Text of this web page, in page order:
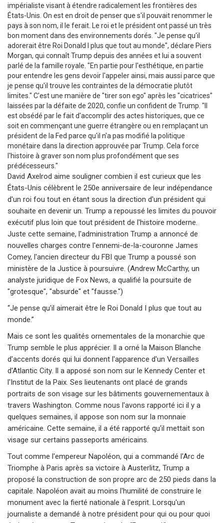
impérialiste visant à étendre radicalement les frontières des
États-Unis. On est en droit de penser que s'il pouvait renommer le
pays à son nom, il le ferait. Le roi et le président ont passé un très
bon moment dans des environnements dorés. "Je pense qu'il
adorerait être Roi Donald I plus que tout au monde", déclare Piers
Morgan, qui connaît Trump depuis des années et lui a souvent
parlé de la famille royale. "En partie pour l'esthétique, en partie
pour entendre les gens devoir l'appeler ainsi, mais aussi parce que
je pense qu'il trouve les contraintes de la démocratie plutôt
limites." C'est une manière de "tirer son ego" après les "cicatrices"
laissées par la défaite de 2020, confie un confident de Trump. "Il
est obsédé par le fait d'accomplir des actes historiques, que ce
soit en commençant une guerre étrangère ou en remplaçant un
président de la Fed parce qu'il n'a pas modifié la politique
monétaire dans la direction approuvée par Trump. Cela force
l'histoire à graver son nom plus profondément que ses
prédécesseurs."
David Axelrod aime souligner combien il est curieux que les
États-Unis célèbrent le 250e anniversaire de leur indépendance
d'un roi fou tout en étant sous la direction d'un président qui
souhaite en devenir un. Trump a repoussé les limites du pouvoir
exécutif plus loin que tout président de l'histoire moderne.
Juste cette semaine, l'administration Trump a annoncé de
nouvelles charges contre l'ennemi-de-la-couronne James
Comey, l'ancien directeur du FBI que Trump a poussé son
ministère de la Justice à poursuivre. (Andrew McCarthy, un
analyste juridique de Fox News, a qualifié la poursuite de
"grotesque", "absurde" et "fausse.")
“Je pense qu'il aimerait être le Roi Donald I plus que tout au
monde.”
Mais ce sont les qualités ornementales de la monarchie que
Trump semble le plus apprécier. Il a orné la Maison Blanche
d'accents dorés qui lui donnent l'apparence d'un Versailles
d'Atlantic City. Il a apposé son nom sur le Kennedy Center et
l'Institut de la Paix. Ses lieutenants ont placé de grands
portraits de son visage sur les bâtiments gouvernementaux à
travers Washington. Comme nous l'avons rapporté ici il y a
quelques semaines, il appose son nom sur la monnaie
américaine. Cette semaine, il a été rapporté qu'il mettait son
visage sur certains passeports américains.
Tout comme l'empereur Napoléon, qui a commandé l'Arc de
Triomphe à Paris après sa victoire à Austerlitz, Trump a
proposé la construction de son propre arc de 250 pieds dans la
capitale. Napoléon avait au moins l'humilité de construire le
monument avec la fierté nationale à l'esprit. Lorsqu'un
journaliste a demandé à notre président pour qui ou pour quoi